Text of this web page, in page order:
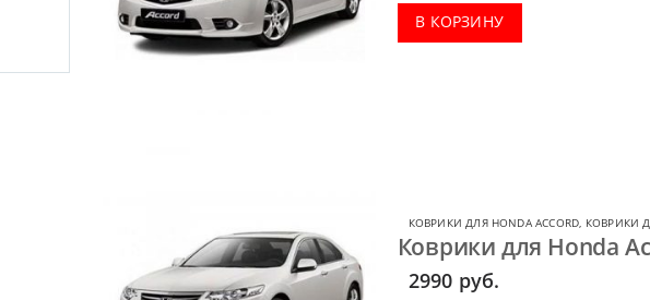
В КОРЗИНУ
КОВРИКИ ДЛЯ HONDA ACCORD, КОВРИКИ
Коврики для Honda
2990 руб.